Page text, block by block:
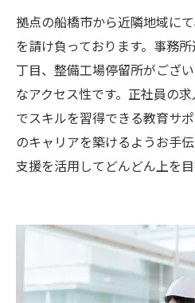
拠点の船橋市から近隣地域に
を請け負っております。事務
丁目、整備工場停留所がござ
なアクセス性です。正社員の
でスキルを習得できる教育サ
のキャリアを築けるようお手
支援を活用してどんどん上を目